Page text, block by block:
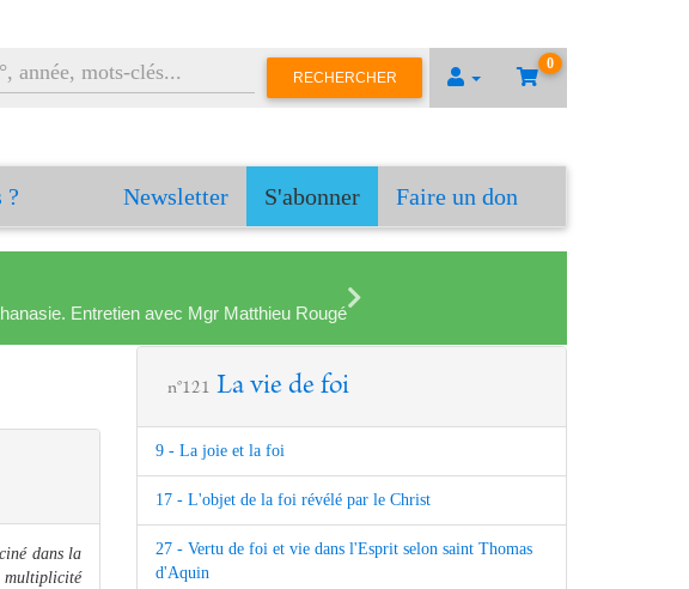
0
RECHERCHER
? Newsletter S'abonner Faire un don
Entretien avec Mgr Matthieu Rougé
dans la
n°121 La vie de foi
9 - La joie et la foi
17 - L'objet de la foi révélé par le Christ
27 - Vertu de foi et vie dans l'Esprit selon saint Thomas
d'Aquin